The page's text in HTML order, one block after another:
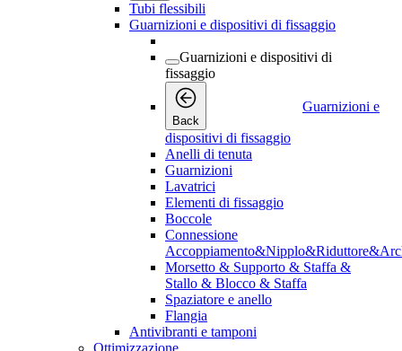
Tubi flessibili
Guarnizioni e dispositivi di fissaggio
Guarnizioni e dispositivi di
fissaggio
Back
Guarnizioni e
dispositivi di fissaggio
Anelli di tenuta
Guarnizioni
Lavatrici
Elementi di fissaggio
Boccole
Connessione
Morsetto & Supporto & Staffa &
Stallo & Blocco & Staffa
Spaziatore e anello
Flangia
Antivibranti e tamponi
Ottimizzazione